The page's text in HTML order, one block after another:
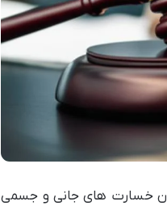
خسارت های جانی و جسمی